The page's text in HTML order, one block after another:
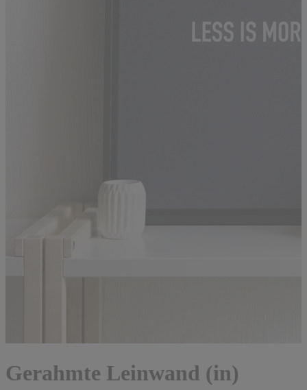
Gerahmte Leinwand (in)